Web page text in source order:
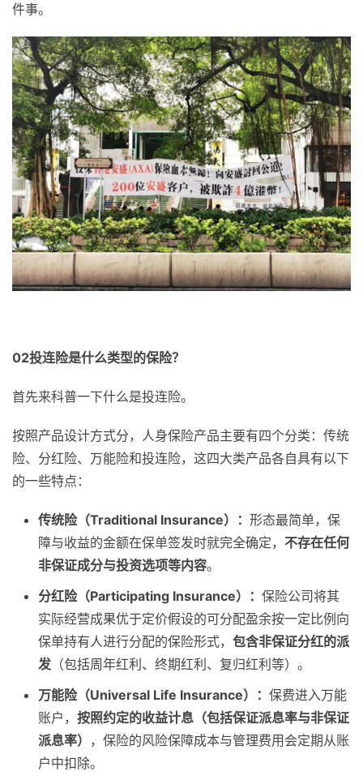
件事。
02投连险是什么类型的保险？
首先来科普一下什么是投连险。
按照产品设计方式分，人身保险产品主要有四个分类：传统
险、分红险、万能险和投连险，这四大类产品各自具有以下
的一些特点：
传统险（Traditional Insurance）： 形态最简单，保
障与收益的金额在保单签发时就完全确定， 不存在任何
非保证成分与投资选项等内容。
分红险（Participating Insurance）： 保险公司将其
实际经营成果优于定价假设的可分配盈余按一定比例向
保单持有人进行分配的保险形式， 包含非保证分红的派
发 （包括周年红利、终期红利、复归红利等）。
万能险（Universal Life Insurance）： 保费进入万能
账户， 按照约定的收益计息（包括保证派息率与非保证
派息率） ，保险的风险保障成本与管理费用会定期从账
户中扣除。